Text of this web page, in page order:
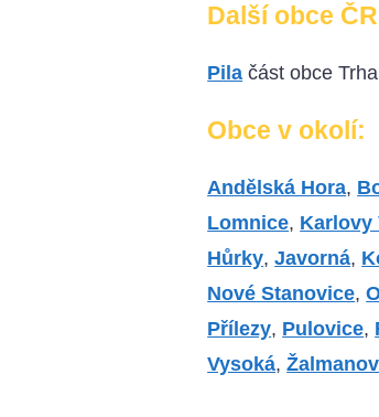
Další obce
Pila část obce
Obce v okolí:
Andělská Hora,
Lomnice, Karlovy
Hůrky,Javorná,
Nové Stanovice,
Přílezy, Pulovice,
Vysoká,Žalmanov